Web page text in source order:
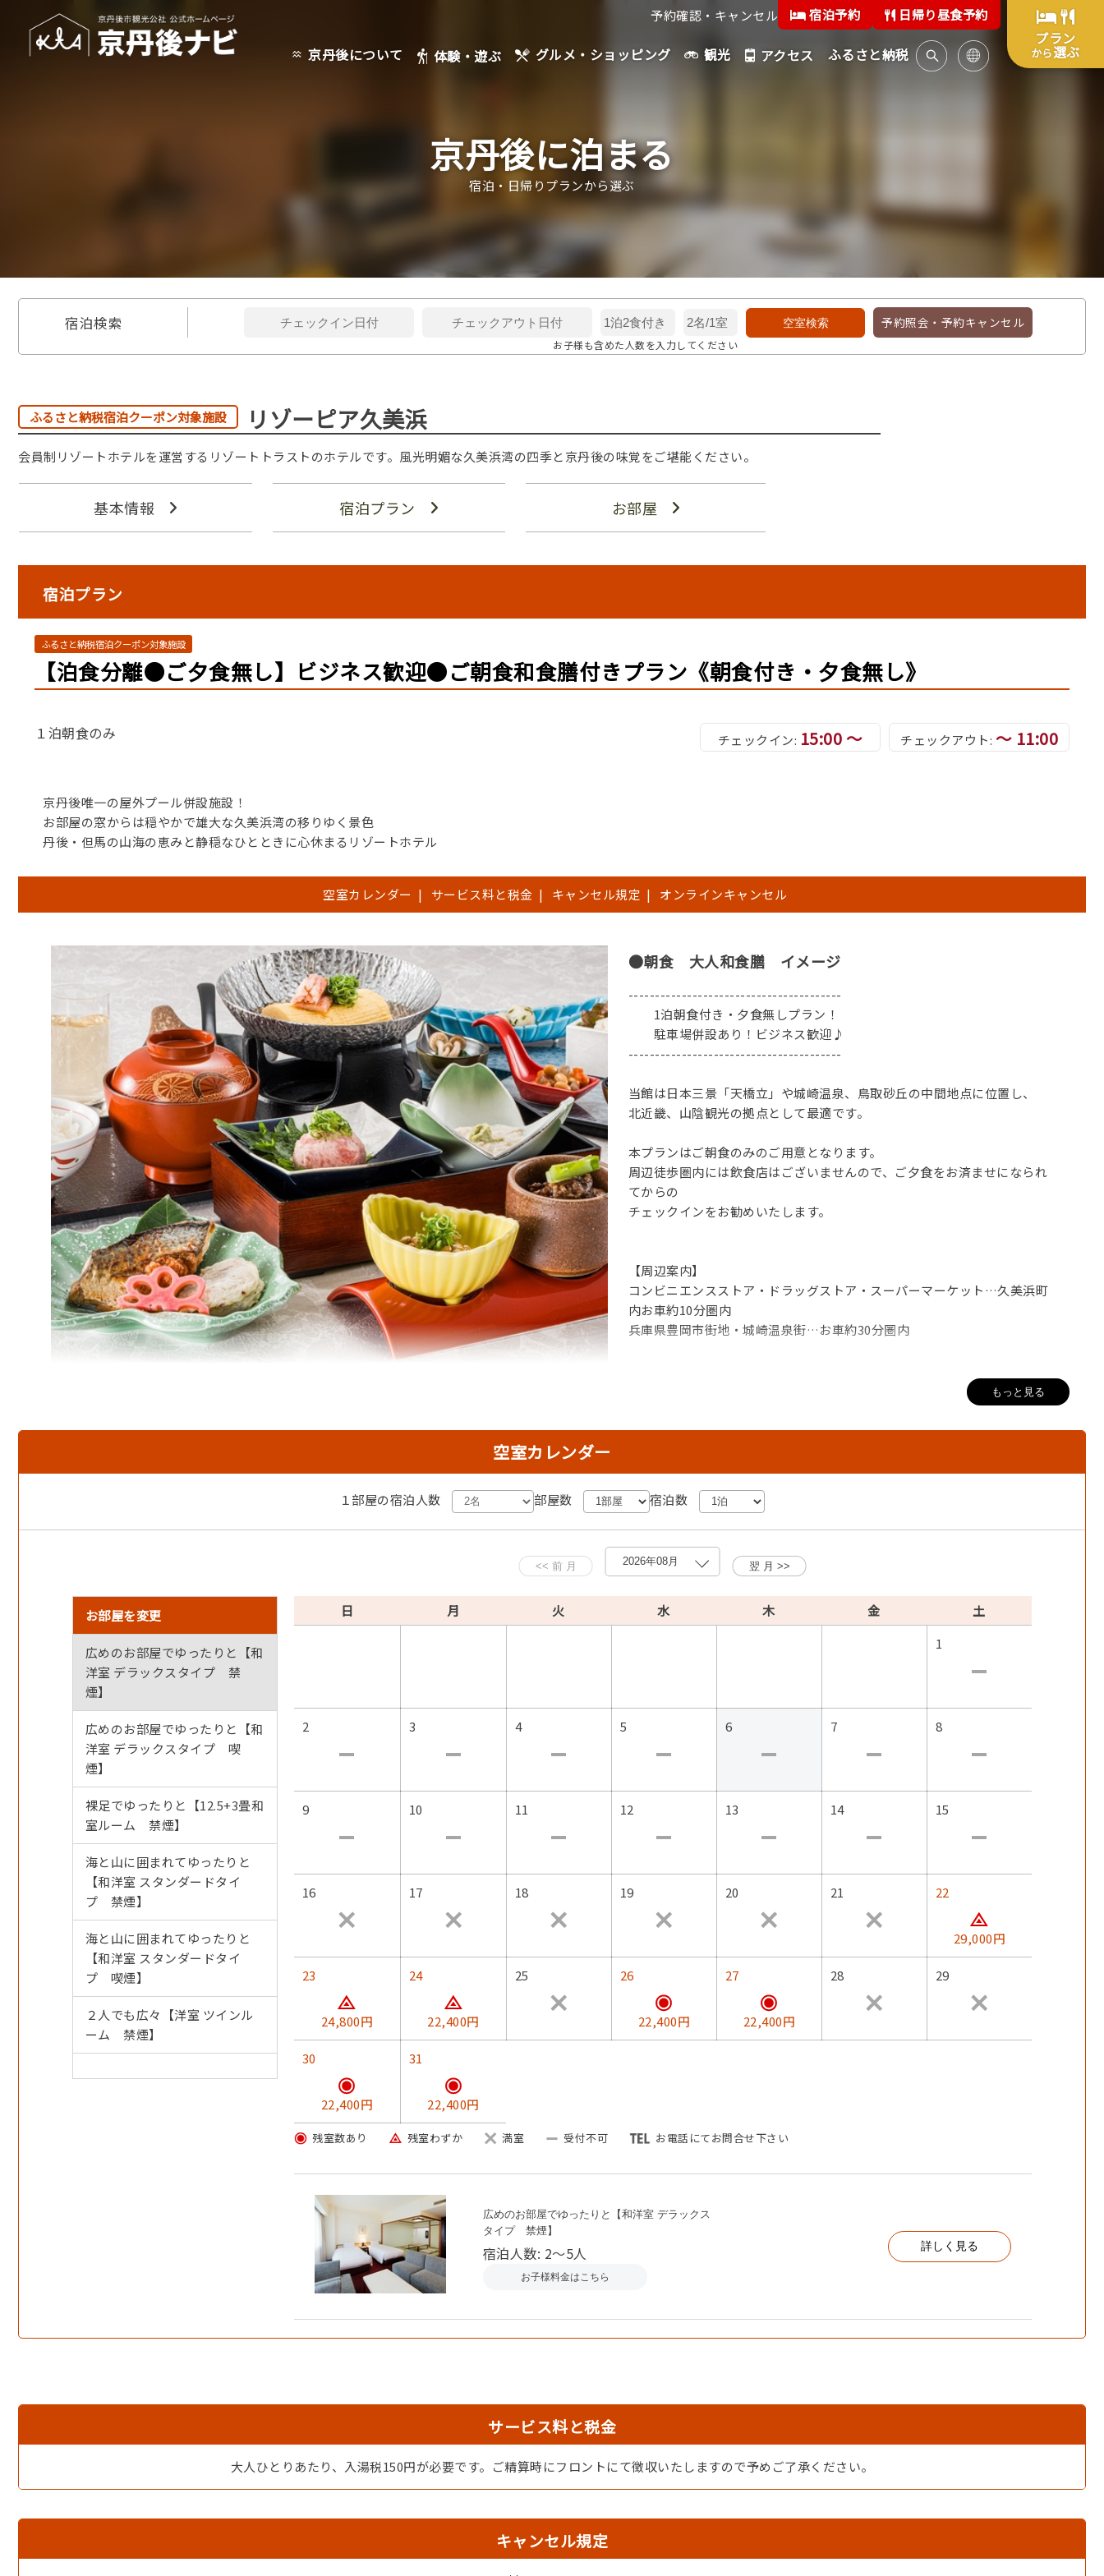
予約確認・キャンセル 宿泊予約 日帰り昼食予約
京丹後について 体験・遊ぶ グルメ・ショッピング 観光 アクセス ふるさと納税
プラン
から選ぶ
京丹後に泊まる
宿泊・日帰りプランから選ぶ
宿泊検索
お子様も含めた人数を入力してください
予約照会・予約キャンセル
ふるさと納税宿泊クーポン対象施設 リゾーピア久美浜
会員制リゾートホテルを運営するリゾートトラストのホテルです。風光明媚な久美浜湾の四季と京丹後の味覚をご堪能ください。
基本情報 宿泊プラン お部屋
宿泊プラン
ふるさと納税宿泊クーポン対象施設
【泊食分離●ご夕食無し】ビジネス歓迎●ご朝食和食膳付きプラン《朝食付き・夕食無し》
１泊朝食のみ チェックイン: 15:00 ～ チェックアウト: ～ 11:00
京丹後唯一の屋外プール併設施設！
お部屋の窓からは穏やかで雄大な久美浜湾の移りゆく景色
丹後・但馬の山海の恵みと静穏なひとときに心休まるリゾートホテル
空室カレンダー | サービス料と税金 | キャンセル規定 | オンラインキャンセル
●朝食 大人和食膳 イメージ
----------------------------------------
1泊朝食付き・夕食無しプラン！
駐車場併設あり！ビジネス歓迎♪
----------------------------------------
当館は日本三景「天橋立」や城崎温泉、鳥取砂丘の中間地点に位置し、
北近畿、山陰観光の拠点として最適です。
本プランはご朝食のみのご用意となります。
周辺徒歩圏内には飲食店はございませんので、ご夕食をお済ませになられ
てからの
チェックインをお勧めいたします。
【周辺案内】
コンビニエンスストア・ドラッグストア・スーパーマーケット…久美浜町
内お車約10分圏内
兵庫県豊岡市街地・城崎温泉街…お車約30分圏内
※当ホテル周辺（徒歩圏内）に飲食店はございません。
※外部食事処のご案内・ご予約につきましてはホテルでのお手配は承っておりません。
※お部屋での火気の使用・食材の調理はお断りしております。
上記形跡が認められた場合、原状回復に掛かる諸費用（消臭・クリーニング費等）を別途ご請求いたします。
●ご朝食
●お食事について
食物アレルギーをお持ちの場合は3日前までに直接ホテルにお知らせください。
お子様プラン（3歳～11歳）のご朝食はお子様膳をご提供いたします。
※写真はイメージです。
●シャトルバスについて
事前予約制です。前日までにご予約ください。
【重要】記載のルート外・時間外の送迎はホテルでは承る事が出来かねます。
お客様ご自身でタクシー等のご予約をお願いいたします。
【豊岡駅】15：00 / 17：00（豊岡駅西口）/ 【久美浜駅】15：30 / 17：30
【翌ホテル発】9：45 / 10：45
※駅発便はご予約が無い場合運行はございません。
降雪・凍結のおそれがございますので、冬用タイヤかタイヤチェーンをお持ちください。
営業日程詳細は決定次第公式ホームページにてご案内いたします。
もっと見る
空室カレンダー
１部屋の宿泊人数 部屋数 宿泊数
お部屋を変更
広めのお部屋でゆったりと【和
洋室 デラックスタイプ 禁
煙】
広めのお部屋でゆったりと【和
洋室 デラックスタイプ 喫
煙】
裸足でゆったりと【12.5+3畳和
室ルーム 禁煙】
海と山に囲まれてゆったりと
【和洋室 スタンダードタイ
プ 禁煙】
海と山に囲まれてゆったりと
【和洋室 スタンダードタイ
プ 喫煙】
２人でも広々【洋室 ツインル
ーム 禁煙】
日 月 火 水 木 金
土
1
2 3 4 5 6 7 8
9 10 11 12 13 14 15
16 17 18 19 20 21 22
29,000円
23
24,800円
24
22,400円
25 26
22,400円
27
22,400円
28 29
30
22,400円
31
22,400円
残室数あり 残室わずか 満室 受付不可 お電話にてお問合せ下さい
広めのお部屋でゆったりと【和洋室 デラックス
タイプ 禁煙】
宿泊人数: 2～5人
お子様料金はこちら
詳しく見る
サービス料と税金
大人ひとりあたり、入湯税150円が必要です。ご精算時にフロントにて徴収いたしますので予めご了承ください。
キャンセル規定